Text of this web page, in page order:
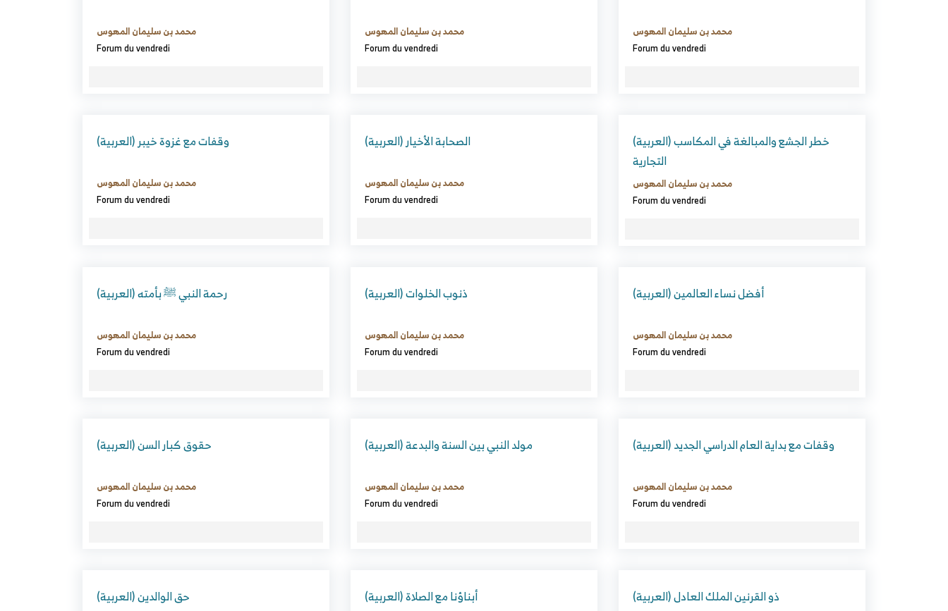
محمد بن سليمان المهوس
Forum du vendredi
محمد بن سليمان المهوس
Forum du vendredi
محمد بن سليمان المهوس
Forum du vendredi
(العربية) وقفات مع غزوة خيبر
محمد بن سليمان المهوس
Forum du vendredi
(العربية) الصحابة الأخيار
محمد بن سليمان المهوس
Forum du vendredi
(العربية) خطر الجشع والمبالغة في المكاسب
التجارية
محمد بن سليمان المهوس
Forum du vendredi
(العربية) رحمة النبي ﷺ بأمته
محمد بن سليمان المهوس
Forum du vendredi
(العربية) ذنوب الخلوات
محمد بن سليمان المهوس
Forum du vendredi
(العربية) أفضل نساء العالمين
محمد بن سليمان المهوس
Forum du vendredi
(العربية) حقوق كبار السن
محمد بن سليمان المهوس
Forum du vendredi
(العربية) مولد النبي بين السنة والبدعة
محمد بن سليمان المهوس
Forum du vendredi
(العربية) وقفات مع بداية العام الدراسي الجديد
محمد بن سليمان المهوس
Forum du vendredi
(العربية) حق الوالدين (العربية) أبناؤنا مع الصلاة (العربية) ذو القرنين الملك العادل